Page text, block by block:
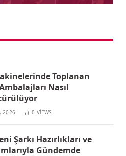
Toplanan
Nasıl
2026 0 VIEWS
Şarkı Hazırlıkları ve
Gündemde